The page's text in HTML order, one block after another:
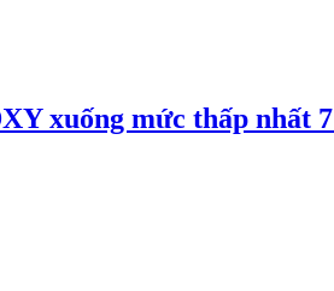
xuống mức thấp nhất